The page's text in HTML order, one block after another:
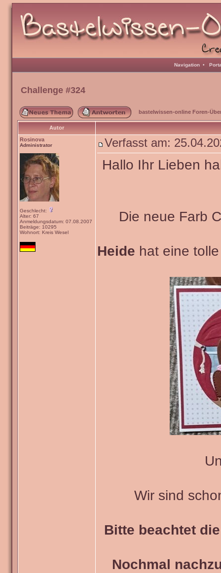
Navigation •
Challenge #324
bastelwissen-online Foren-
Autor
Rosinova
Administrator
Geschlecht:
Alter: 67
Anmeldungsdatum: 07.08.2007
Beiträge: 10295
Wohnort: Kreis Wesel
Verfasst am:
Hallo Ihr Lieben
Die neue Farb
Heide hat eine
Wir sind
Bitte beachtet
Nochmal